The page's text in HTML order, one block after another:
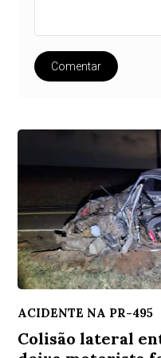
Comentar
ACIDENTE NA PR-495
Colisão lateral